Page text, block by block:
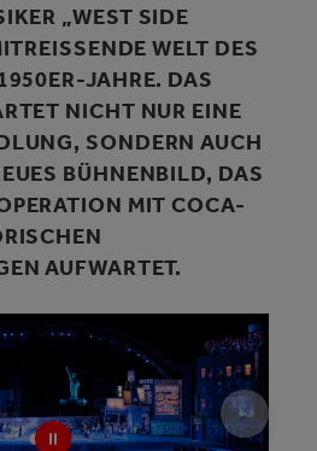
„WEST SIDE
WELT DES N
JAHRE. DAS P
NICHT NUR EINE P
SONDERN AUCH E
BÜHNENBILD, DAS D
MIT COCA-C
V
AUFWARTET.